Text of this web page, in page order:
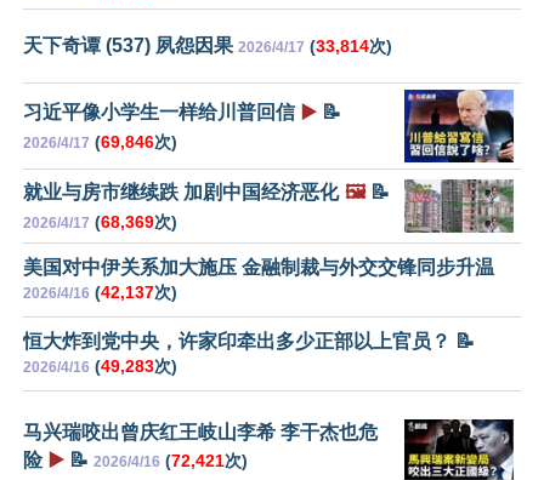
天下奇谭 (537) 夙怨因果 2026/4/17 (33,814次)
习近平像小学生一样给川普回信 ▶️ 📝
2026/4/17 (69,846次)
就业与房市继续跌 加剧中国经济恶化 🖼️📝
2026/4/17 (68,369次)
美国对中伊关系加大施压 金融制裁与外交交锋同步升温
2026/4/16 (42,137次)
恒大炸到党中央，许家印牵出多少正部以上官员？ 📝
2026/4/16 (49,283次)
马兴瑞咬出曾庆红王岐山李希 李干杰也危
险 ▶️ 📝 2026/4/16 (72,421次)